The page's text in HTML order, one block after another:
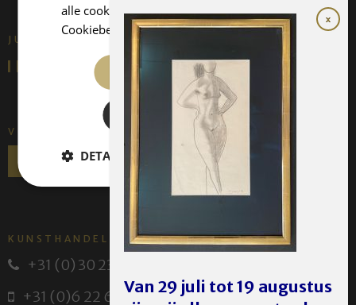
JUFFERMANS FINE ART IS:
VOLG ONS
KUNSTHANDEL JUFFERMANS
+31 (0) 30 231 14 63
+31 (0)6 22 614 582
Van 29 juli tot 19 augustus
alle cookies in overeenstemming met ons
Cookiebeleid.Lees verder
ALLES ACCEPTEREN
ALLES AFWIJZEN
DETAILS WEERGEVEN